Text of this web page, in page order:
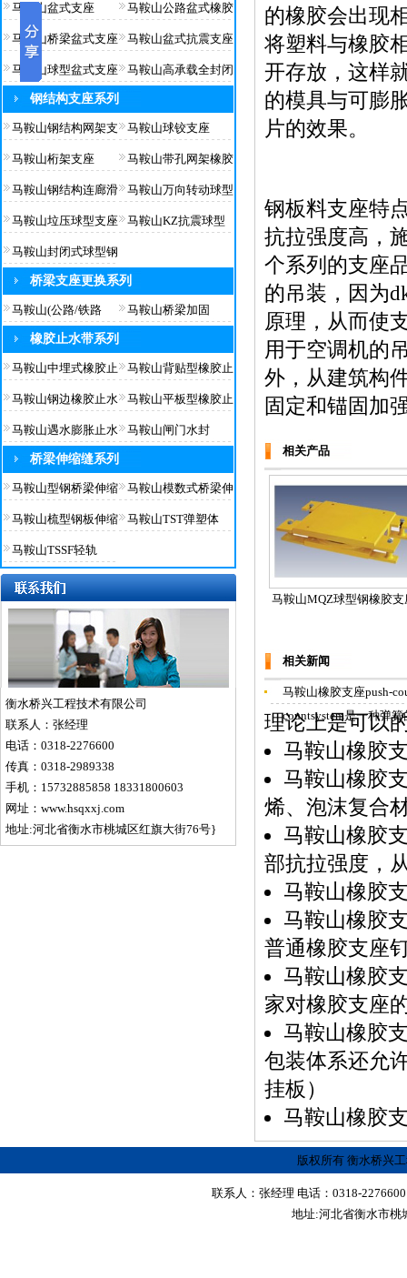
马鞍山盆式支座 马鞍山公路盆式橡胶
马鞍山桥梁盆式支座 马鞍山盆式抗震支座
马鞍山球型盆式支座 马鞍山高承载全封闭
钢结构支座系列
马鞍山钢结构网架支 马鞍山球铰支座
马鞍山桁架支座 马鞍山带孔网架橡胶
马鞍山钢结构连廊滑 马鞍山万向转动球型
马鞍山垃压球型支座 马鞍山KZ抗震球型
马鞍山封闭式球型钢
桥梁支座更换系列
马鞍山(公路/铁路 马鞍山桥梁加固
橡胶止水带系列
马鞍山中埋式橡胶止 马鞍山背贴型橡胶止
马鞍山钢边橡胶止水 马鞍山平板型橡胶止
马鞍山遇水膨胀止水 马鞍山闸门水封
桥梁伸缩缝系列
马鞍山型钢桥梁伸缩 马鞍山模数式桥梁伸
马鞍山梳型钢板伸缩 马鞍山TST弹塑体
马鞍山TSSF轻轨
衡水桥兴工程技术有限公司
联系人：张经理
电话：0318-2276600
传真：0318-2989338
手机：15732885858 18331800603
网址：www.hsqxxj.com
地址:河北省衡水市桃城区红旗大街76号}
的橡胶会出现
将塑料与橡胶
开存放，这样
的模具与可膨
片的效果。
钢板料支座特
抗拉强度高，
个系列的支座
的吊装，因为
原理，从而使
用于空调机的
外，从建筑构
固定和锚固加
相关产品
马鞍山MQZ球型钢橡胶支
相关新闻
马鞍山橡胶支座push-
countsystem是一种弹
理论上是可以
马鞍山橡胶
马鞍山橡胶
烯、泡沫复合
马鞍山橡胶
部抗拉强度，
马鞍山橡胶
马鞍山橡胶
普通橡胶支座
马鞍山橡胶
家对橡胶支座
马鞍山橡胶
包装体系还允
挂板）
马鞍山橡胶
版权所有 衡水桥兴
联系人：张经理 电话：0318-
地址:河北省衡水市桃